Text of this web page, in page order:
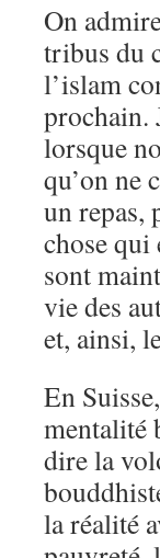
On
tribus du
l’islam
prochain.
lorsque
qu’on ne
un repas,
chose qui
sont
vie des
et, ainsi,
En
mentalité
dire la
la réalité